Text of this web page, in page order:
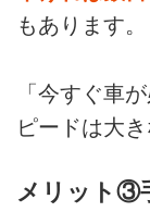
もあります。
「今すぐ車
ピードは大き
メリット③